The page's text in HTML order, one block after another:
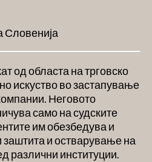
Словенија
од областа на трговско
искуство во застапување
Неговото
само на судските
им обезбедува и
и остварување на
различни институции.